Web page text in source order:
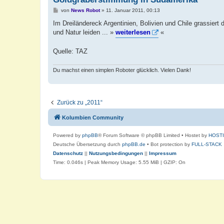
B
i
r
von News Robot» 11. Januar 2011, 00:13
Im Dreiländereck Argentinien, Bolivien und Chile
und Natur leiden ... » weiterlesen «
Quelle: TAZ
Du machst einen simplen Roboter glücklich. Vielen Dank!
Zurück zu „2011“
Kolumbien Community
Powered by phpBB® Forum Software © phpBB Limited • Hostet by
Deutsche Übersetzung durch phpBB.de • Bot protection by FULL-STACK
Datenschutz || Nutzungsbedingungen || Impressum
Time: 0.046s | Peak Memory Usage: 5.55 MiB | GZIP: On